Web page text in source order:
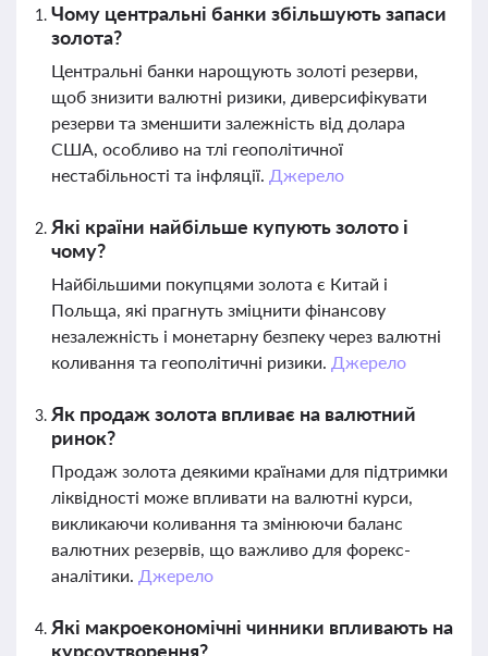
Чому центральні банки збільшують запаси
золота?
Центральні банки нарощують золоті резерви,
щоб знизити валютні ризики, диверсифікувати
резерви та зменшити залежність від долара
США, особливо на тлі геополітичної
нестабільності та інфляції. Джерело
Які країни найбільше купують золото і
чому?
Найбільшими покупцями золота є Китай і
Польща, які прагнуть зміцнити фінансову
незалежність і монетарну безпеку через валютні
коливання та геополітичні ризики. Джерело
Як продаж золота впливає на валютний
ринок?
Продаж золота деякими країнами для підтримки
ліквідності може впливати на валютні курси,
викликаючи коливання та змінюючи баланс
валютних резервів, що важливо для форекс-
аналітики. Джерело
Які макроекономічні чинники впливають на
курсоутворення?